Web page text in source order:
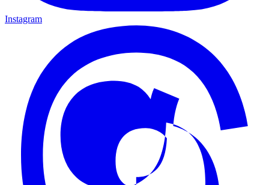
Instagram